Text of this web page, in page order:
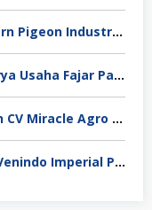
Operator Produksi PT Eastern Pigeon Industry Deli Serdang
Pengawas Lapangan CV Karya Usaha Fajar Pasuruan
Operator Produksi Makanan CV Miracle Agro Spices Sidoarjo
Staff Finishing Percetakan Venindo Imperial Perkasa Bandung Kota